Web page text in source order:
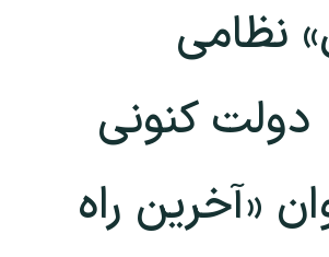
نظامی
کنونی
«آخرین راه